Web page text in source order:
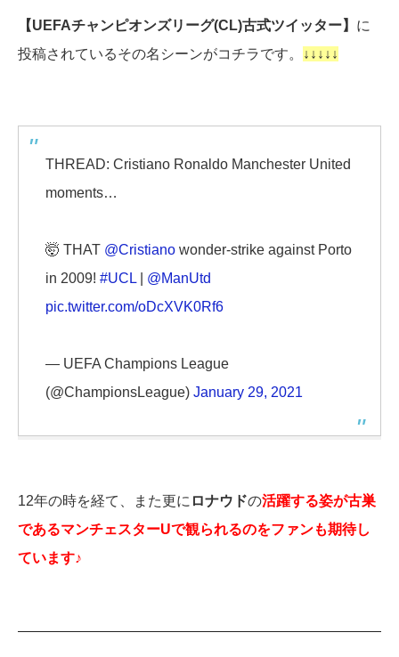
【UEFAチャンピオンズリーグ(CL)古式ツイッター】 に
投稿されているその名シーンがコチラです。
↓↓↓↓↓
THREAD: Cristiano Ronaldo Manchester United
moments…
🤯 THAT @Cristiano wonder-strike against Porto
in 2009! #UCL
@ManUtd
pic.twitter.com/oDcXVK0Rf6
— UEFA Champions League
(@ChampionsLeague) January 29, 2021
12年の時を経て、また更に ロナウドの活躍する姿が古巣
であるマンチェスターUで観られるのをファンも期待し
ています♪